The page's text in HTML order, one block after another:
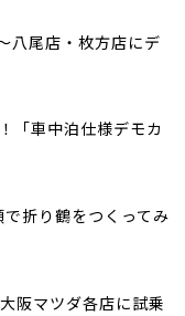
八尾店・枚方店にデ
「車中泊仕様デモカ
折り鶴をつくってみ
阪マツダ各店に試乗